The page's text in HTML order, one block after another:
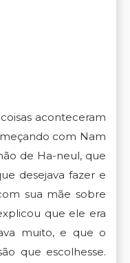
aconteceram
com Nam
de Ha-neul, que
desejava fazer e
sua mãe sobre
que ele era
muito, e que o
que escolhesse.